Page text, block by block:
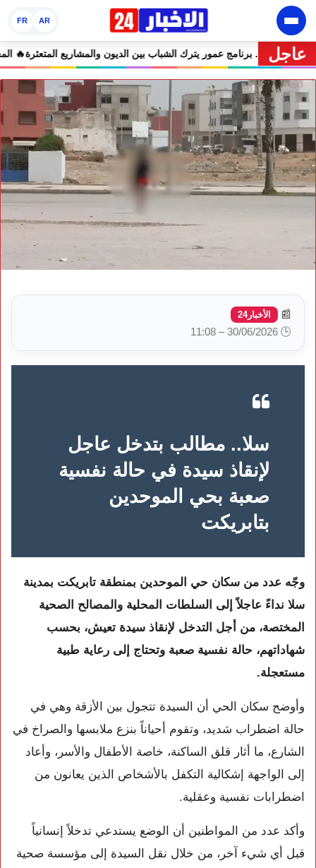
AR
FR
عاجل 🔥 “فرصة” أم “ورطة”؟.. برنامج عمور يترك الشباب بين الديون
📰 الأخبار24
🕒 30/06/2026 – 11:08
سلا.. مطالب بتدخل عاجل
لإنقاذ سيدة في حالة نفسية
صعبة بحي الموحدين
بتابريكت
وجّه عدد من سكان حي الموحدين بمنطقة تابريكت بمدينة
سلا نداءً عاجلاً إلى السلطات المحلية والمصالح الصحية
المختصة، من أجل التدخل لإنقاذ سيدة تعيش، بحسب
شهاداتهم، حالة نفسية صعبة وتحتاج إلى رعاية طبية
مستعجلة.
وأوضح سكان الحي أن السيدة تتجول بين الأزقة وهي في
حالة اضطراب شديد، وتقوم أحياناً بنزع ملابسها والصراخ في
الشارع، ما أثار قلق الساكنة، خاصة الأطفال والأسر، وأعاد
إلى الواجهة إشكالية التكفل بالأشخاص الذين يعانون من
اضطرابات نفسية وعقلية.
وأكد عدد من المواطنين أن الوضع يستدعي تدخلاً إنسانياً
قبل أي شيء آخر، من خلال نقل السيدة إلى مؤسسة صحية